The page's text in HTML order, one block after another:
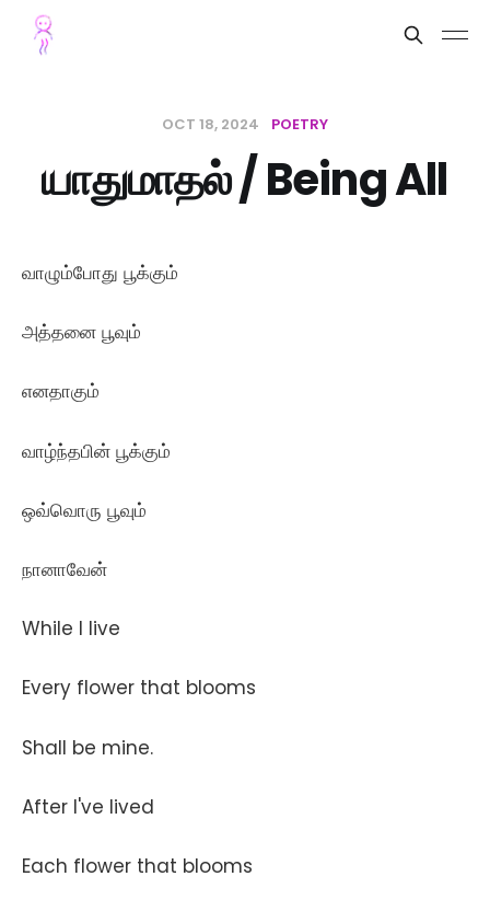
OCT 18, 2024 POETRY
யாதுமாதல் / Being All
வாழும்போது பூக்கும்
அத்தனை பூவும்
எனதாகும்
வாழ்ந்தபின் பூக்கும்
ஒவ்வொரு பூவும்
நானாவேன்
While I live
Every flower that blooms
Shall be mine.
After I've lived
Each flower that blooms